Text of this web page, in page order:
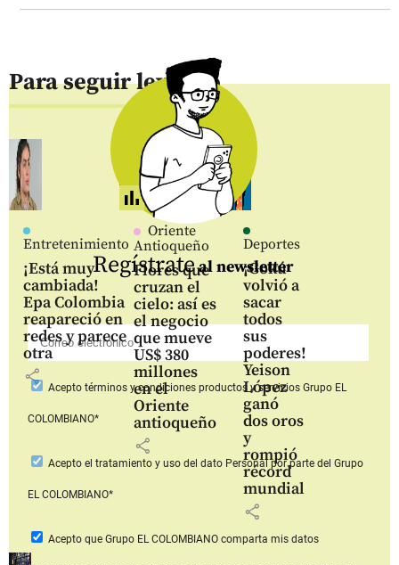
Para seguir leyendo
Entretenimiento
¡Está muy
cambiada!
Epa Colombia
reapareció en
redes y parece
otra
share
Oriente
Antioqueño
Flores que
cruzan el
cielo: así es
el negocio
que mueve
US$ 380
millones
en el
Oriente
antioqueño
share
Deportes
¡Gokú
volvió a
sacar
todos
sus
poderes!
Yeison
López
ganó
dos oros
y
rompió
récord
mundial
share
Regístrateal newsletter
Aceptotérminos y condiciones productos y serviciosGrupo EL
COLOMBIANO*
Acepto el tratamiento y uso del dato Personalpor parte del Grupo
EL COLOMBIANO*
Acepto que Grupo EL COLOMBIANOcomparta mis datos